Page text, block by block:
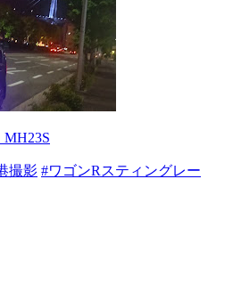
撮影 #ワゴンRスティングレー